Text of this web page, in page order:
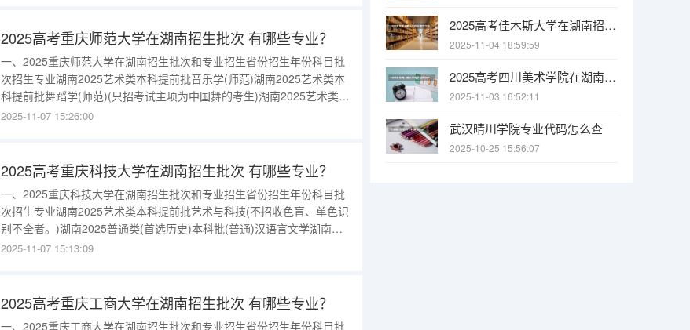
2025高考重庆师范大学在湖南招生批次 有哪些专业？
一、2025重庆师范大学在湖南招生批次和专业招生省份招生年份科目批
次招生专业湖南2025艺术类本科提前批音乐学(师范)湖南2025艺术类本
科提前批舞蹈学(师范)(只招考试主项为中国舞的考生)湖南2025艺术类本
科提前批舞蹈表演(只招考试主项为中国舞的考生)湖南2025艺术类本科
2025-11-07 15:26:00
2025高考重庆科技大学在湖南招生批次 有哪些专业？
一、2025重庆科技大学在湖南招生批次和专业招生省份招生年份科目批
次招生专业湖南2025艺术类本科提前批艺术与科技(不招收色盲、单色识
别不全者。)湖南2025普通类(首选历史)本科批(普通)汉语言文学湖南
2025普通类(首选历史)本科批(普通)国际经济与贸易湖南2025普通类(首
2025-11-07 15:13:09
2025高考重庆工商大学在湖南招生批次 有哪些专业？
一、2025重庆工商大学在湖南招生批次和专业招生省份招生年份科目批
2025高考佳木斯大学在湖南招生批次 有哪些专业？
2025-11-04 18:59:59
2025高考四川美术学院在湖南招生批次 有哪些专业？
2025-11-03 16:52:11
武汉晴川学院专业代码怎么查
2025-10-25 15:56:07